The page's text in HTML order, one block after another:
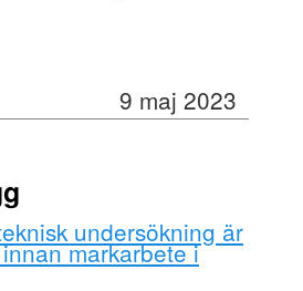
9 maj 2023
undersökning är
markarbete i